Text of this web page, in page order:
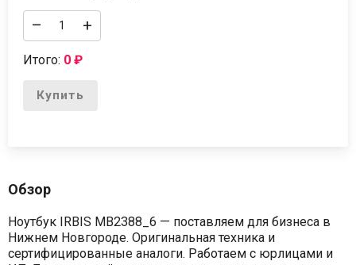
– +
Итого: 0₽
Купить
Обзор
Ноутбук IRBIS MB2388_6 — поставляем для бизнеса в
Нижнем Новгороде. Оригинальная техника и
сертифицированные аналоги. Работаем с юрлицами и